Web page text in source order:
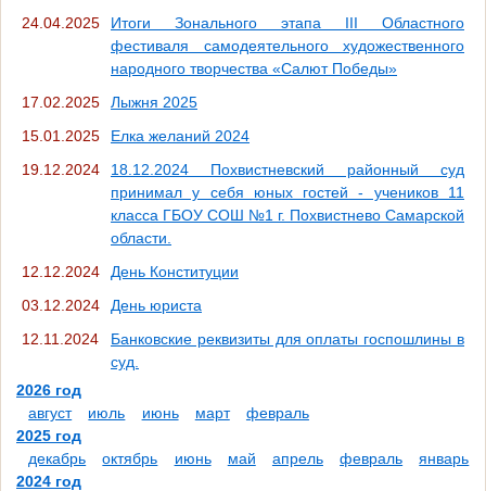
24.04.2025
Итоги Зонального этапа III Областного
фестиваля самодеятельного художественного
народного творчества «Салют Победы»
17.02.2025
Лыжня 2025
15.01.2025
Елка желаний 2024
19.12.2024
18.12.2024 Похвистневский районный суд
принимал у себя юных гостей - учеников 11
класса ГБОУ СОШ №1 г. Похвистнево Самарской
области.
12.12.2024
День Конституции
03.12.2024
День юриста
12.11.2024
Банковские реквизиты для оплаты госпошлины в
суд.
2026 год
август
июль июнь март
февраль
2025 год
декабрь
октябрь июнь май апрель февраль
январь
2024 год